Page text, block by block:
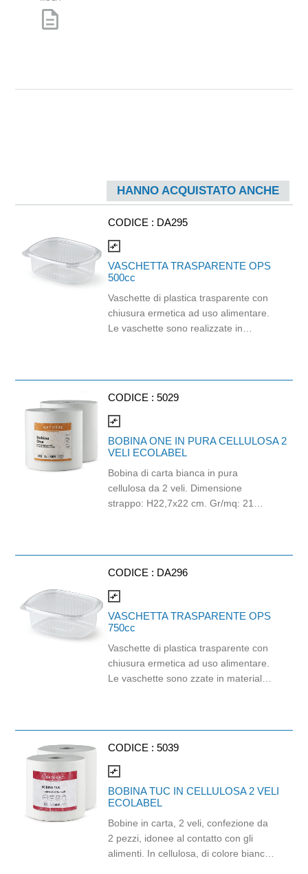
description
HANNO ACQUISTATO ANCHE
CODICE : DA295
compare_arrows
VASCHETTA TRASPARENTE OPS
500cc
Vaschette di plastica trasparente con
chiusura ermetica ad uso alimentare.
Le vaschette sono realizzate in
Capacità cc 500. Dim. mm 163 x 125
x 45.
CODICE : 5029
compare_arrows
BOBINA ONE IN PURA CELLULOSA 2
VELI ECOLABEL
Bobina di carta bianca in pura
cellulosa da 2 veli. Dimensione
strappo: H22,7x22 cm. Gr/mq: 21
CODICE : DA296
compare_arrows
VASCHETTA TRASPARENTE OPS
750cc
Vaschette di plastica trasparente con
chiusura ermetica ad uso alimentare.
Le vaschette sono zzate in materiale
cc 750. Dim. mm 182 x 139 x 53.
Confezione da 2 buste da 50 pezzi.
CODICE : 5039
compare_arrows
BOBINA TUC IN CELLULOSA 2 VELI
ECOLABEL
Bobine in carta, 2 veli, confezione da
2 pezzi, idonee al contatto con gli
alimenti. In cellulosa, di colore bianco